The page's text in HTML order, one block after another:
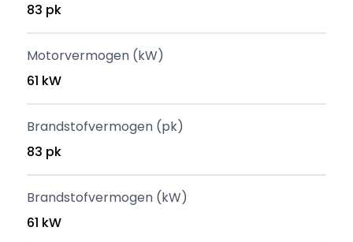
83 pk
Motorvermogen (kW)
61 kW
Brandstofvermogen (pk)
83 pk
Brandstofvermogen (kW)
61 kW